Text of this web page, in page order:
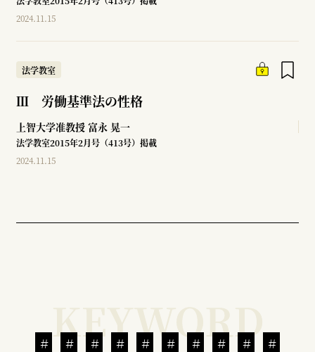
2024.11.15
法学教室
Ⅲ 労働基準法の性格
上智大学准教授 富永 晃一
法学教室2015年2月号（413号）掲載
2024.11.15